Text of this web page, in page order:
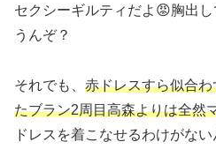
セクシーギルティだよ😡胸出
うんぞ？
それでも、 赤ドレスすら似合
たブラン2周目高森よりは全然
ドレスを着こなせるわけがない